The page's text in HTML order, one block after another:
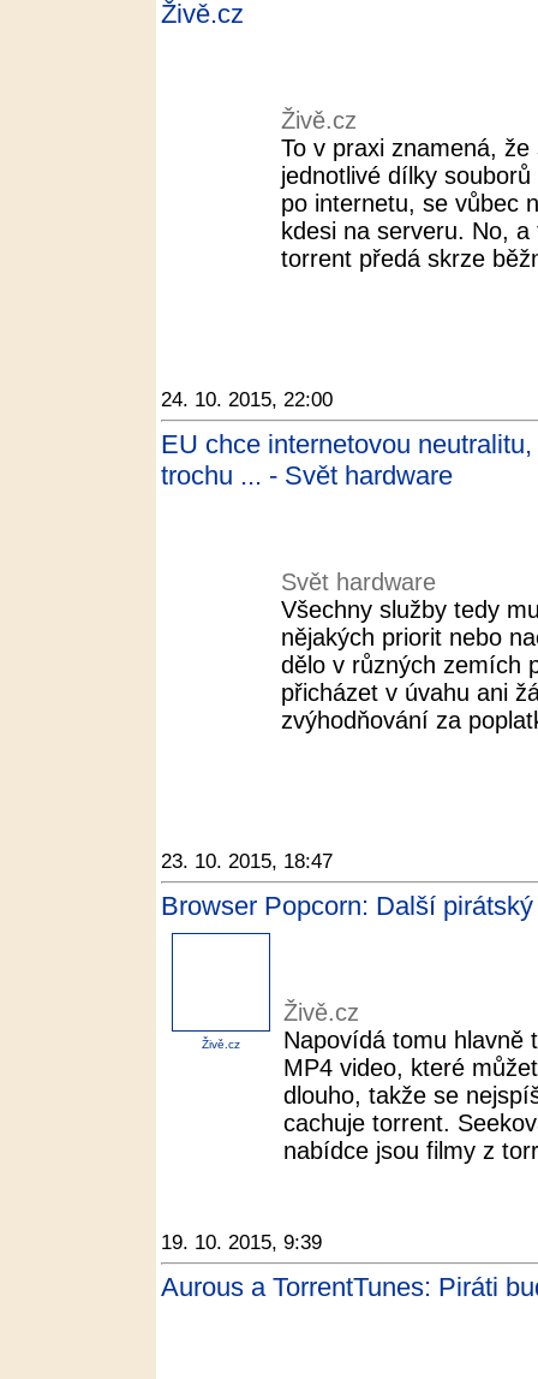
Živě.cz
Živě.cz
To v praxi znamená,
jednotlivé dílky
po internetu, se vůbec
kdesi na serveru. No,
torrent předá skrze
24. 10. 2015, 22:00
EU chce internetovou
trochu ... - Svět hardware
Svět hardware
Všechny služby tedy
nějakých priorit nebo
dělo v různých zemích
přicházet v úvahu ani
zvýhodňování za
23. 10. 2015, 18:47
Browser Popcorn: Další
Živě.cz
Živě.cz
Napovídá tomu hlavně
MP4 video, které
dlouho, takže se
cachuje torrent.
nabídce jsou filmy z
19. 10. 2015, 9:39
Aurous a TorrentTunes: Piráti